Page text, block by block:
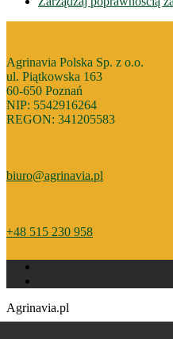
Agrinavia Polska Sp. z o.o.
ul. Piątkowska 163
60-650 Poznań
NIP: 5542916264
REGON: 341205583
biuro@agrinavia.pl
+48 515 230 958
Agrinavia.pl